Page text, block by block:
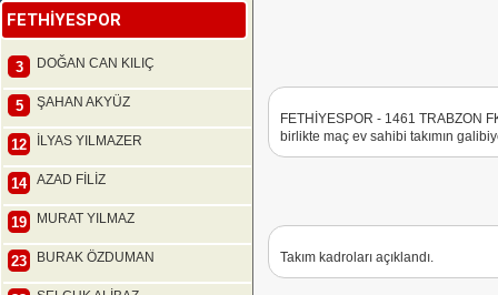
FETHİYESPOR
3 DOĞAN CAN KILIÇ
5 ŞAHAN AKYÜZ
12 İLYAS YILMAZER
14 AZAD FİLİZ
19 MURAT YILMAZ
23 BURAK ÖZDUMAN
FETHİYESPOR - 1461 TRABZON
birlikte maç ev sahibi takımın
Takım kadroları açıklandı.